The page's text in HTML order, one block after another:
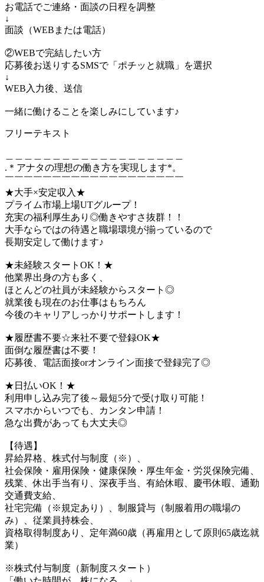
お電話でご連絡・面談の日程を調整
↓
面談（WEBまたは電話）
②WEBで完結したい方
応募後お送りするSMSで「ポチッと就職」を選択
↓
WEB入力後、送信
一緒に働けることを楽しみにしています♪
フリーテキスト
.＊アナタの理想の働き方を実現します*。
￣￣￣￣￣￣￣￣￣￣￣￣￣￣￣￣￣￣￣
★大手×安定収入★
プライム市場上場UTグループ！
充実の福利厚生あり◎働きやすさ抜群！！
大手ならではの待遇と職場環境が揃っているので
長期安定して働けます♪
★未経験スタートOK！★
他業界出身の方も多く、
ほとんどの社員が未経験からスタート◎
就業後も現在のお仕事はもちろん
今後のキャリアしっかりサポートします！
★履歴書不要☆来社不要で登録OK★
面倒な履歴書は不要！
応募後、電話面接orオンライン面接で登録完了◎
★日払いOK！★
利用申し込み完了後～最短5分で受け取り可能！
スマホからいつでも、カンタン申請！
急な出費があっても大丈夫◎
【待遇】
昇給昇格、株式付与制度（※）、
社会保険・雇用保険・健康保険・厚生年金・労災保険完備、
残業、休出手当有り、深夜手当、有給休暇、慶弔休暇、通勤
交通費支給、
社宅完備（※規定あり）、制服貸与（制服着用の職場の
み）、従業員持株会、
資格取得制度あり、定年満60歳（再雇用として原則65歳迄就
業）
※株式付与制度（新制度スタート）